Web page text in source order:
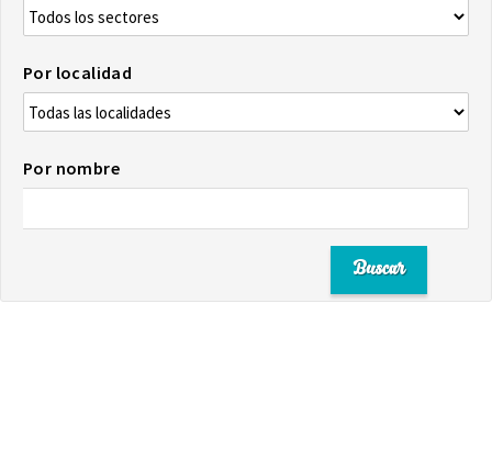
Por localidad
Por nombre